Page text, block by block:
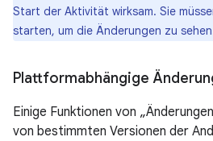
Start der Aktivität wirksam. Sie
starten, um die Änderungen zu
Plattformabhängige
Einige Funktionen von
von bestimmten Versionen der